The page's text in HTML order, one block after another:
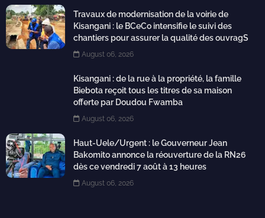
Travaux de modernisation de la voirie de
Kisangani : le BCeCo intensifie le suivi des
chantiers pour assurer la qualité des ouvragS
August 06, 2026
Kisangani : de la rue à la propriété, la famille
Biebota reçoit tous les titres de sa maison
offerte par Doudou Fwamba
August 06, 2026
Haut-Uele/Urgent : le Gouverneur Jean
Bakomito annonce la réouverture de la RN26
dès ce vendredi 7 août à 13 heures
August 06, 2026